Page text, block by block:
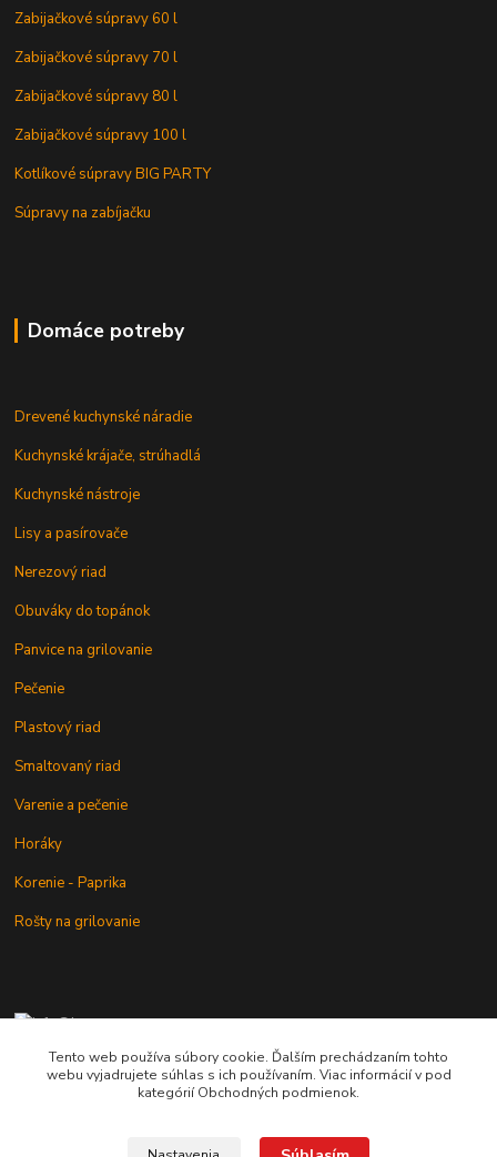
Zabijačkové súpravy 60 l
Zabijačkové súpravy 70 l
Zabijačkové súpravy 80 l
Zabijačkové súpravy 100 l
Kotlíkové súpravy BIG PARTY
Súpravy na zabíjačku
Domáce potreby
Drevené kuchynské náradie
Kuchynské krájače, strúhadlá
Kuchynské nástroje
Lisy a pasírovače
Nerezový riad
Obuváky do topánok
Panvice na grilovanie
Pečenie
Plastový riad
Smaltovaný riad
Varenie a pečenie
Horáky
Korenie - Paprika
Rošty na grilovanie
+421 902 212 007
od 8:00 - do 16:00 hod
Tento web používa súbory cookie. Ďalším prechádzaním tohto
webu vyjadrujete súhlas s ich používaním. Viac informácií v pod
kategórií Obchodných podmienok.